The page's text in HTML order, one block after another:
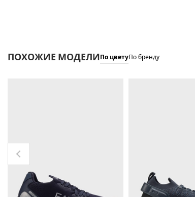
ПОХОЖИЕ МОДЕЛИПо цветуПо бренду